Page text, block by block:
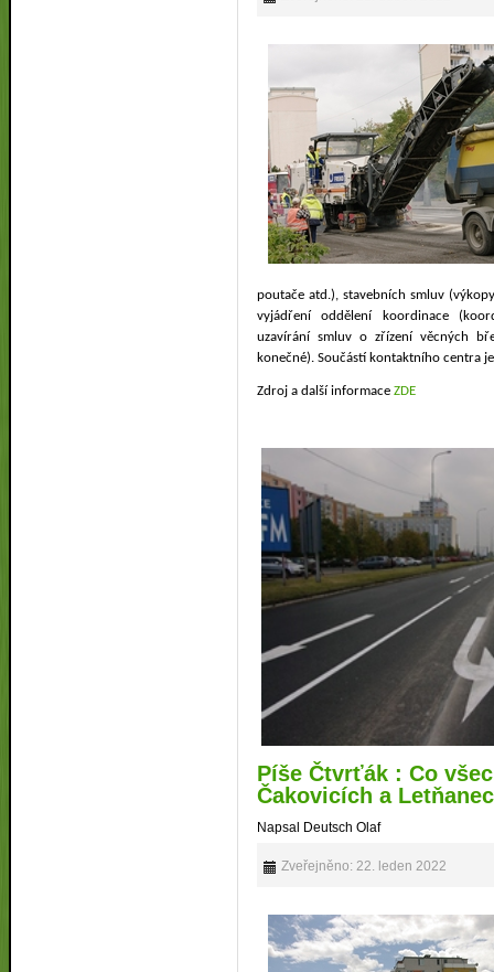
poutače atd.), stavebních smluv
vyjádření oddělení koordinace
uzavírání smluv o zřízení věcných
konečné). Součástí kontaktního centra
Zdroj a další informaceZDE
Píše Čtvrťák : Co
Čakovicích a
Napsal Deutsch Olaf
Zveřejněno: 22. leden 2022